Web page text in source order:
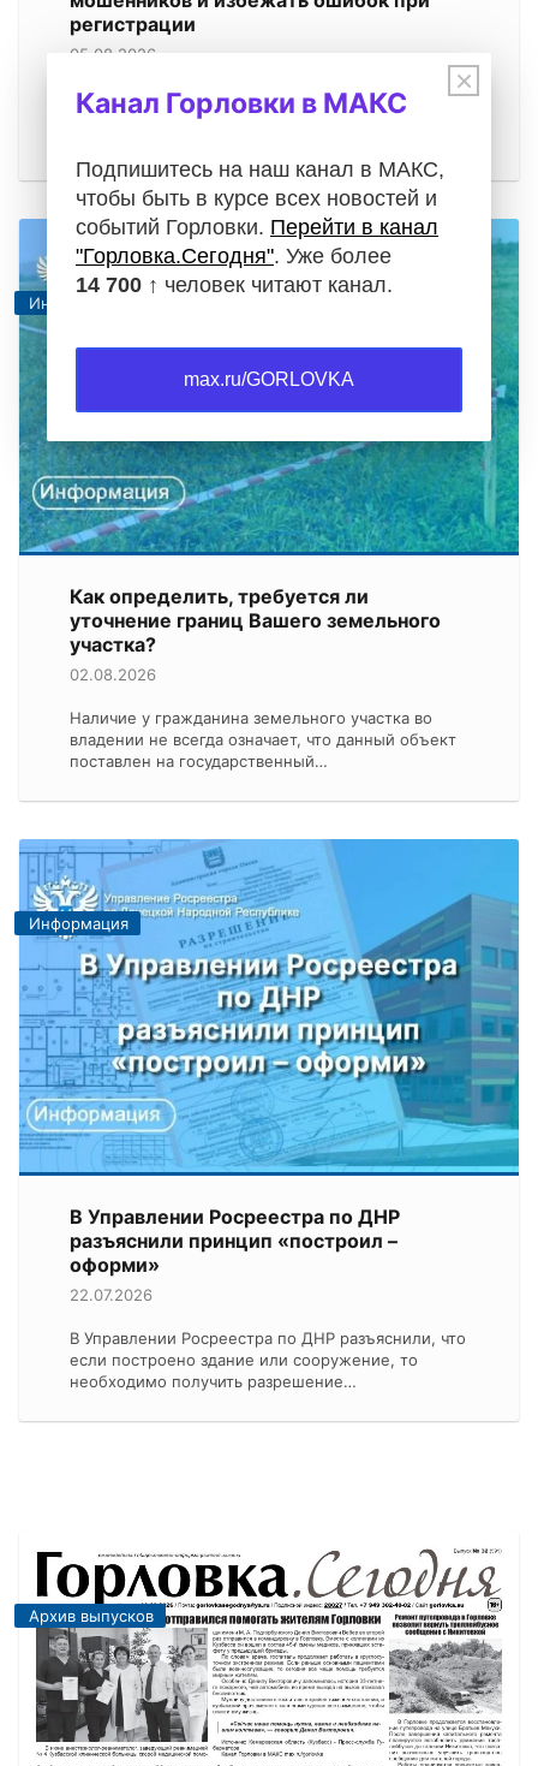
регистрации
05.08.2026
Операции с недвижимостью требуют особой
внимательности. Будь то проверка документов
Информация
Как определить, требуется ли
уточнение границ Вашего земельного
участка?
02.08.2026
Наличие у гражданина земельного участка во
владении не всегда означает, что данный объект
поставлен на государственный…
Информация
В Управлении Росреестра по ДНР
разъяснили принцип «построил –
оформи»
22.07.2026
В Управлении Росреестра по ДНР разъяснили, что
если построено здание или сооружение, то
необходимо получить разрешение…
Архив выпусков
×
Канал Горловки в МАКС
Подпишитесь на наш канал в МАКС,
чтобы быть в курсе всех новостей и
событий Горловки. Перейти в канал
"Горловка.Сегодня". Уже более
14 700 ↑ человек читают канал.
max.ru/GORLOVKA